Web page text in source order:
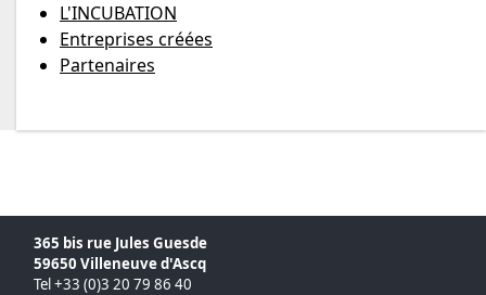
L'INCUBATION
Entreprises créées
Partenaires
365 bis rue Jules Guesde
59650 Villeneuve d'Ascq
Tel +33 (0)3 20 79 86 40